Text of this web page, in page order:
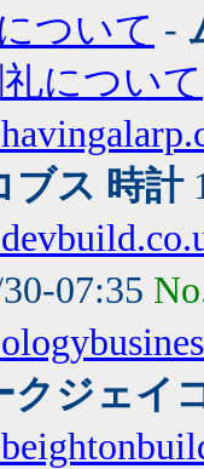
ついて -
について
ブス 時計
07:35
クジェイ